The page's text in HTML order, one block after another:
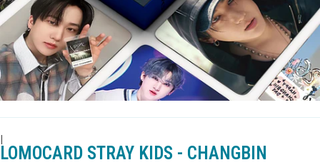
LOMOCARD STRAY KIDS - CHANGBIN